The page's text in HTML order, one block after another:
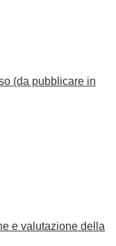
(da pubblicare in
e valutazione della